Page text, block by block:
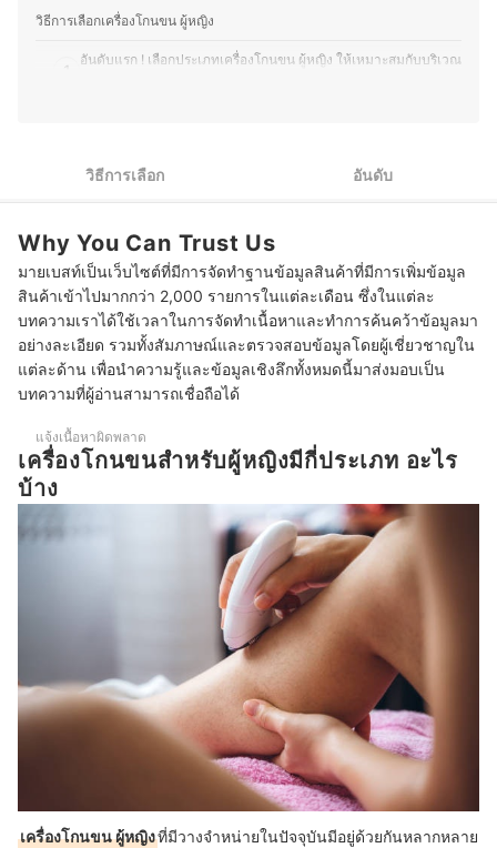
คุณเบสท์มีความสามารถในการถ่ายทอดข้อมูลที่ซับซ้อนให้
อ่านง่าย เข้าใจได้เร็ว เพื่อช่วยให้ผู้อ่านตัดสินใจเลือกสินค้าที่
เหมาะกับตนเองมากที่สุด อีกทั้งยังชอบติดตามเทรนด์ความ
วิธีการเลือกเครื่องโกนขน ผู้หญิง
1
อันดับแรก ! เลือกประเภทเครื่องโกนขน ผู้หญิง ให้เหมาะสมกับบริเวณ
แนะนำเครื่องโกนขนที่กันน้ำได้ เพื่อความสะดวกในการทำความ
4
ตรวจสอบรูปแบบการชาร์จไฟฟ้าและแบตเตอรี่ของเครื่องโกนขน
เพื่อความสะดวกในการใช้งาน
10 เครื่องโกนขน ผู้หญิง ใช้ได้ทั้งรักแร้ ขนขา จุดซ่อนเร้น
บทความที่เกี่ยวข้องกับเครื่องโกนขน ผู้หญิง
วิธีการเลือก อันดับ
Why You Can Trust Us
มายเบสท์เป็นเว็บไซต์ที่มีการจัดทำฐานข้อมูลสินค้าที่มีการเพิ่มข้อมูล
สินค้าเข้าไปมากกว่า 2,000 รายการในแต่ละเดือน ซึ่งในแต่ละ
บทความเราได้ใช้เวลาในการจัดทำเนื้อหาและทำการค้นคว้าข้อมูลมา
อย่างละเอียด รวมทั้งสัมภาษณ์และตรวจสอบข้อมูลโดยผู้เชี่ยวชาญใน
แต่ละด้าน เพื่อนำความรู้และข้อมูลเชิงลึกทั้งหมดนี้มาส่งมอบเป็น
บทความที่ผู้อ่านสามารถเชื่อถือได้
แจ้งเนื้อหาผิดพลาด
เครื่องโกนขนสำหรับผู้หญิงมีกี่ประเภท อะไร
บ้าง
เครื่องโกนขน ผู้หญิงที่มีวางจำหน่ายในปัจจุบันมีอยู่ด้วยกันหลากหลาย